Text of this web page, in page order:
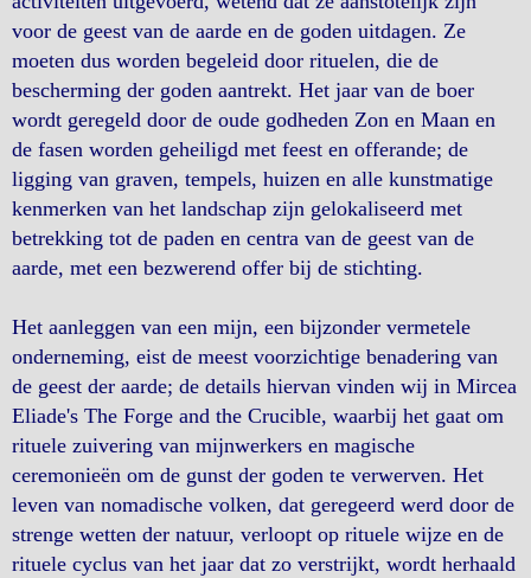
voor de geest van de aarde en de goden uitdagen. Ze
moeten dus worden begeleid door rituelen, die de
bescherming der goden aantrekt. Het jaar van de boer
wordt geregeld door de oude godheden Zon en Maan en
de fasen worden geheiligd met feest en offerande; de
ligging van graven, tempels, huizen en alle kunstmatige
kenmerken van het landschap zijn gelokaliseerd met
betrekking tot de paden en centra van de geest van de
aarde, met een bezwerend offer bij de stichting.
Het aanleggen van een mijn, een bijzonder vermetele
onderneming, eist de meest voorzichtige benadering van
de geest der aarde; de details hiervan vinden wij in Mircea
Eliade's The Forge and the Crucible, waarbij het gaat om
rituele zuivering van mijnwerkers en magische
ceremonieën om de gunst der goden te verwerven. Het
leven van nomadische volken, dat geregeerd werd door de
strenge wetten der natuur, verloopt op rituele wijze en de
rituele cyclus van het jaar dat zo verstrijkt, wordt herhaald